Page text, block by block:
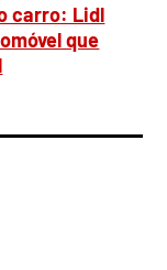
carro: Lidl
que